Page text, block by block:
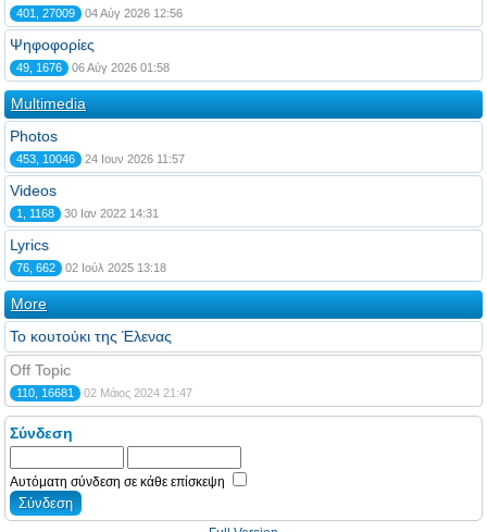
401, 27009 04 Αύγ 2026 12:56
Ψηφοφορίες
49, 1676 06 Αύγ 2026 01:58
Multimedia
Photos
453, 10046 24 Ιουν 2026 11:57
Videos
1, 1168 30 Ιαν 2022 14:31
Lyrics
76, 662 02 Ιούλ 2025 13:18
More
Το κουτούκι της Έλενας
Off Topic
110, 16681 02 Μάιος 2024 21:47
Σύνδεση
Αυτόματη σύνδεση σε κάθε επίσκεψη